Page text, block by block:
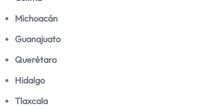
Michoacán
Guanajuato
Querétaro
Hidalgo
Tlaxcala